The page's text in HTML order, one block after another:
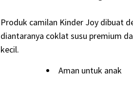
Produk camilan Kinder Joy dibuat
diantaranya coklat susu premium
kecil.
Aman untuk anak